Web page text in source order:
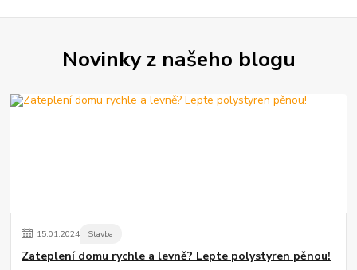
Novinky z našeho blogu
15.01.2024 Stavba
Zateplení domu rychle a levně? Lepte polystyren pěnou!